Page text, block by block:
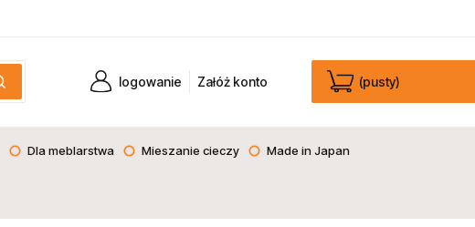
(pusty)
Załóż konto
logowanie
Dla meblarstwa Mieszanie cieczy Made in Japan